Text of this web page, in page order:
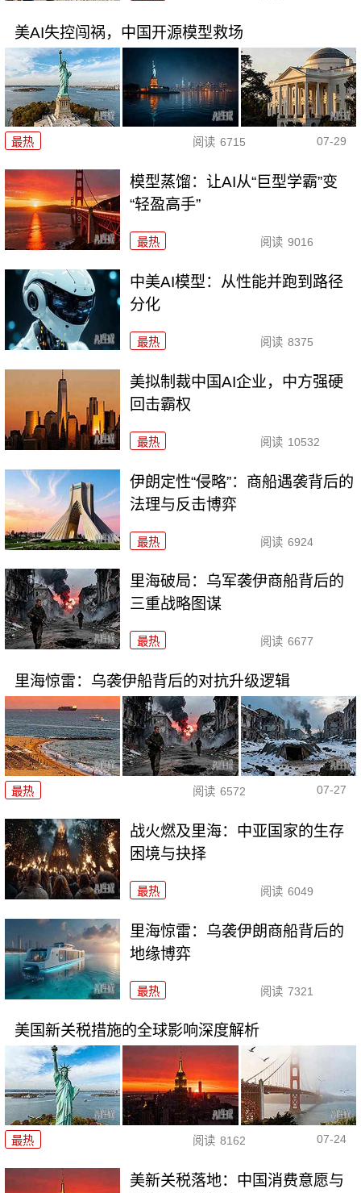
美AI失控闯祸，中国开源模型救场
最热 阅读 6715 07-29
模型蒸馏：让AI从“巨型学霸”变
“轻盈高手”
最热 阅读 9016
中美AI模型：从性能并跑到路径
分化
最热 阅读 8375
美拟制裁中国AI企业，中方强硬
回击霸权
最热 阅读 10532
伊朗定性“侵略”：商船遇袭背后的
法理与反击博弈
最热 阅读 6924
里海破局：乌军袭伊商船背后的
三重战略图谋
最热 阅读 6677
里海惊雷：乌袭伊船背后的对抗升级逻辑
最热 阅读 6572 07-27
战火燃及里海：中亚国家的生存
困境与抉择
最热 阅读 6049
里海惊雷：乌袭伊朗商船背后的
地缘博弈
最热 阅读 7321
美国新关税措施的全球影响深度解析
最热 阅读 8162 07-24
美新关税落地：中国消费意愿与